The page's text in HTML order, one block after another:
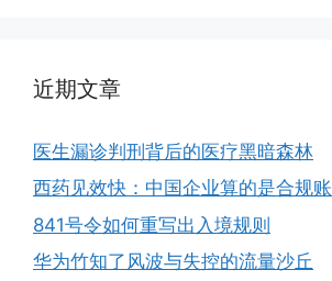
近期文章
医生漏诊判刑背后的医疗黑暗森林
西药见效快：中国企业算的是合规账
841号令如何重写出入境规则
华为竹知了风波与失控的流量沙丘